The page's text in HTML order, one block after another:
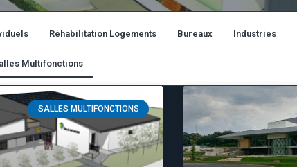
Réhabilitation Logements Bureaux Industries
Multifonctions
SALLES MULTIFONCTIONS